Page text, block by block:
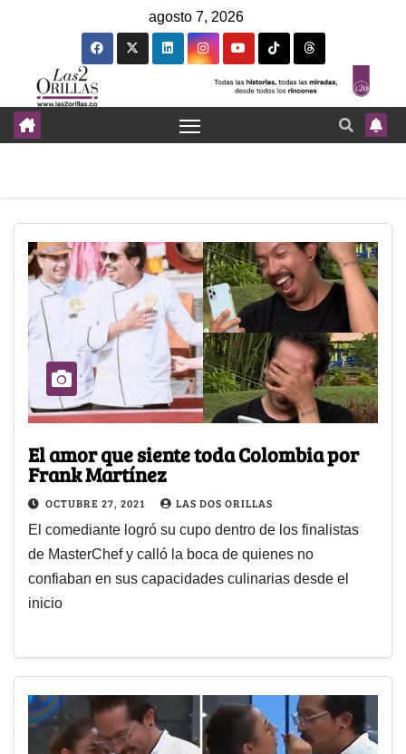
agosto 7, 2026
El amor que siente toda Colombia por
Frank Martínez
OCTUBRE 27, 2021 LAS DOS ORILLAS
El comediante logró su cupo dentro de los finalistas
de MasterChef y calló la boca de quienes no
confiaban en sus capacidades culinarias desde el
inicio